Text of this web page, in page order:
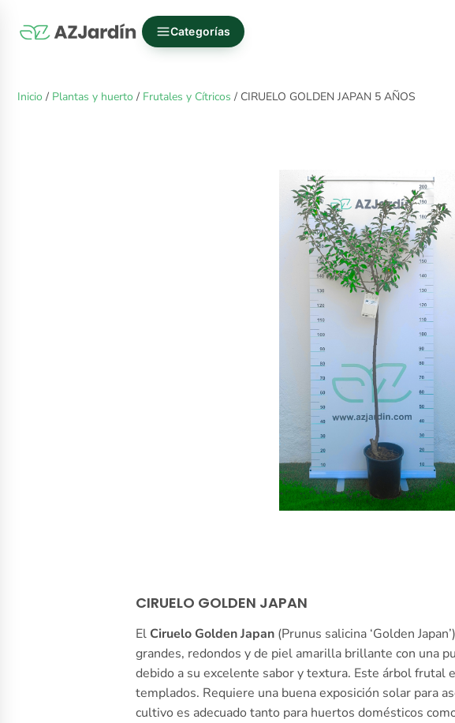
Categorías
Inicio / Plantas y huerto / Frutales y Cítricos / CIRUELO GOLDEN JAPAN 5 AÑOS
CIRUELO GOLDEN JAPAN
El Ciruelo Golden Japan (Prunus salicina ‘Golden
grandes, redondos y de piel amarilla brillante con una
debido a su excelente sabor y textura. Este árbol frutal
templados. Requiere una buena exposición solar para
cultivo es adecuado tanto para huertos domésticos